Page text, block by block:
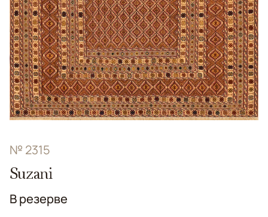
№ 2315
Suzani
В резерве